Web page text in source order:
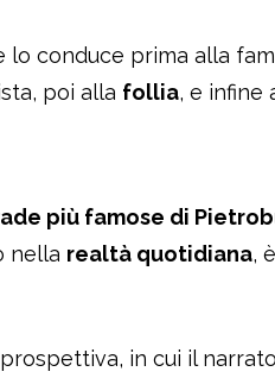
conduce prima alla
poi alla follia, e infine
più famose di
nella realtà quotidiana,
in cui il